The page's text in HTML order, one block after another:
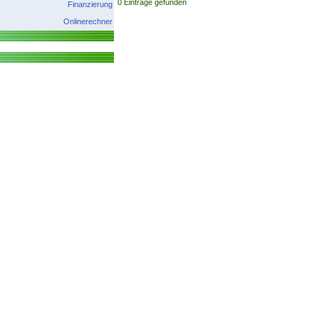
Finanzierung
Onlinerechner
0 Einträge gefunden